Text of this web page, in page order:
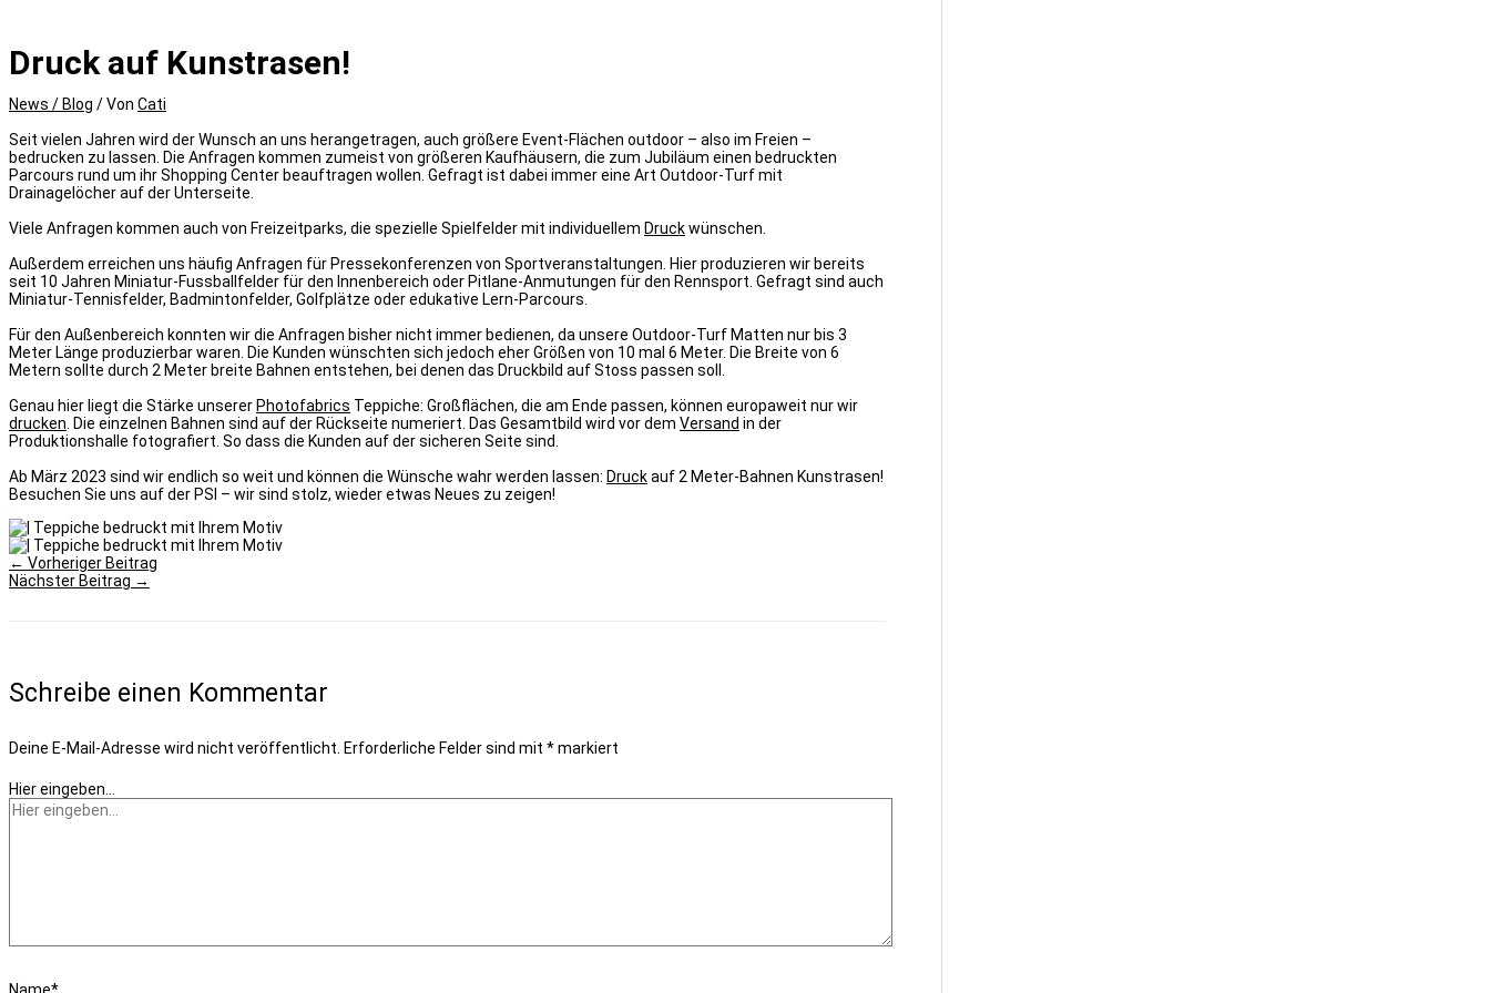
Druck auf Kunstrasen!
News / Blog / Von Cati
Seit vielen Jahren wird der Wunsch an uns herangetragen, auch größere Event-Flächen outdoor – also im Freien –
bedrucken zu lassen. Die Anfragen kommen zumeist von größeren Kaufhäusern, die zum Jubiläum einen bedruckten
Parcours rund um ihr Shopping Center beauftragen wollen. Gefragt ist dabei immer eine Art Outdoor-Turf mit
Drainagelöcher auf der Unterseite.
Viele Anfragen kommen auch von Freizeitparks, die spezielle Spielfelder mit individuellem Druckwünschen.
Außerdem erreichen uns häufig Anfragen für Pressekonferenzen von Sportveranstaltungen. Hier produzieren wir bereits
seit 10 Jahren Miniatur-Fussballfelder für den Innenbereich oder Pitlane-Anmutungen für den Rennsport. Gefragt sind auch
Miniatur-Tennisfelder, Badmintonfelder, Golfplätze oder edukative Lern-Parcours.
Für den Außenbereich konnten wir die Anfragen bisher nicht immer bedienen, da unsere Outdoor-Turf Matten nur bis 3
Meter Länge produzierbar waren. Die Kunden wünschten sich jedoch eher Größen von 10 mal 6 Meter. Die Breite von 6
Metern sollte durch 2 Meter breite Bahnen entstehen, bei denen das Druckbild auf Stoss passen soll.
Genau hier liegt die Stärke unserer Photofabrics Teppiche: Großflächen, die am Ende passen, können europaweit nur wir
drucken . Die einzelnen Bahnen sind auf der Rückseite numeriert. Das Gesamtbild wird vor dem Versand in der
Produktionshalle fotografiert. So dass die Kunden auf der sicheren Seite sind.
Ab März 2023 sind wir endlich so weit und können die Wünsche wahr werden lassen: Druckauf 2 Meter-Bahnen Kunstrasen!
Besuchen Sie uns auf der PSI – wir sind stolz, wieder etwas Neues zu zeigen!
← Vorheriger Beitrag
Nächster Beitrag →
Schreibe einen Kommentar
Deine E-Mail-Adresse wird nicht veröffentlicht. Erforderliche Felder sind mit *markiert
Hier eingeben…